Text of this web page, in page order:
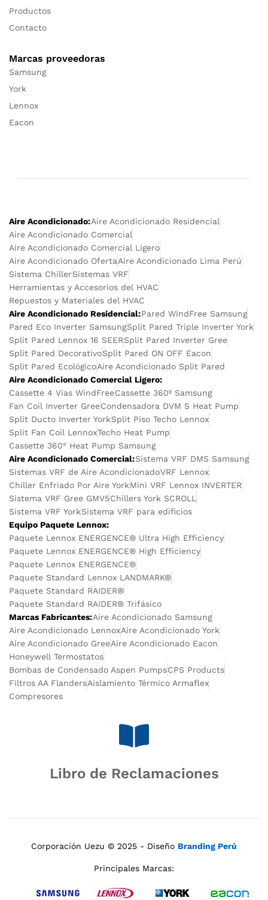
Productos
Contacto
Marcas proveedoras
Samsung
York
Lennox
Eacon
Aire Acondicionado:Aire Acondicionado Residencial
Aire Acondicionado Comercial
Aire Acondicionado Comercial Ligero
Aire Acondicionado OfertaAire Acondicionado Lima Perú
Sistema ChillerSistemas VRF
Herramientas y Accesorios del HVAC
Repuestos y Materiales del HVAC
Aire Acondicionado Residencial:Pared WindFree Samsung
Pared Eco Inverter SamsungSplit Pared Triple Inverter York
Split Pared Lennox 16 SEERSplit Pared Inverter Gree
Split Pared DecorativoSplit Pared ON OFF Eacon
Split Pared EcológicoAire Acondicionado Split Pared
Aire Acondicionado Comercial Ligero:
Cassette 4 Vias WindFreeCassette 360º Samsung
Fan Coil Inverter GreeCondensadora DVM S Heat Pump
Split Ducto Inverter YorkSplit Piso Techo Lennox
Split Fan Coil LennoxTecho Heat Pump
Cassette 360° Heat Pump Samsung
Aire Acondicionado Comercial:Sistema VRF DMS Samsung
Sistemas VRF de Aire AcondicionadoVRF Lennox
Chiller Enfriado Por Aire YorkMini VRF Lennox INVERTER
Sistema VRF Gree GMV5Chillers York SCROLL
Sistema VRF YorkSistema VRF para edificios
Equipo Paquete Lennox:
Paquete Lennox ENERGENCE® Ultra High Efficiency
Paquete Lennox ENERGENCE® High Efficiency
Paquete Lennox ENERGENCE®
Paquete Standard Lennox LANDMARK®
Paquete Standard RAIDER®
Paquete Standard RAIDER® Trifásico
Marcas Fabricantes:Aire Acondicionado Samsung
Aire Acondicionado LennoxAire Acondicionado York
Aire Acondicionado GreeAire Acondicionado Eacon
Honeywell Termostatos
Bombas de Condensado Aspen PumpsCPS Products
Filtros AA FlandersAislamiento Térmico Armaflex
Compresores
Libro de Reclamaciones
Corporación Uezu © 2025 - Diseño Branding Perú
Principales Marcas: